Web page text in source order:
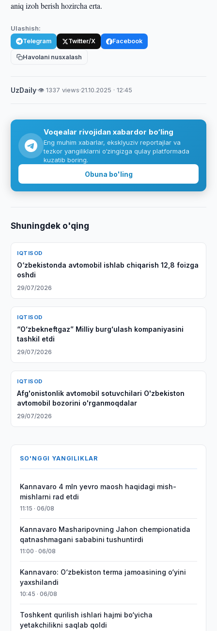
aniq izoh berish hozircha erta.
Ulashish:
Telegram Twitter/X Facebook
Havolani nusxalash
UzDaily·👁 1337 views·21.10.2025 · 12:45
Voqealar rivojidan xabardor bo‘ling
Eng muhim xabarlar, eksklyuziv reportajlar va
tezkor yangiliklarni o‘zingizga qulay platformada
kuzatib boring.
Obuna bo'ling
Shuningdek o'qing
IQTISOD
O‘zbekistonda avtomobil ishlab chiqarish 12,8 foizga
oshdi
29/07/2026
IQTISOD
“Oʻzbekneftgaz” Milliy burgʻulash kompaniyasini
tashkil etdi
29/07/2026
IQTISOD
Afg'onistonlik avtomobil sotuvchilari O'zbekiston
avtomobil bozorini o'rganmoqdalar
29/07/2026
SO'NGGI YANGILIKLAR
Kannavaro 4 mln yevro maosh haqidagi mish-
mishlarni rad etdi
11:15 · 06/08
Kannavaro Masharipovning Jahon chempionatida
qatnashmagani sababini tushuntirdi
11:00 · 06/08
Kannavaro: O‘zbekiston terma jamoasining o‘yini
yaxshilandi
10:45 · 06/08
Toshkent qurilish ishlari hajmi bo‘yicha
yetakchilikni saqlab qoldi